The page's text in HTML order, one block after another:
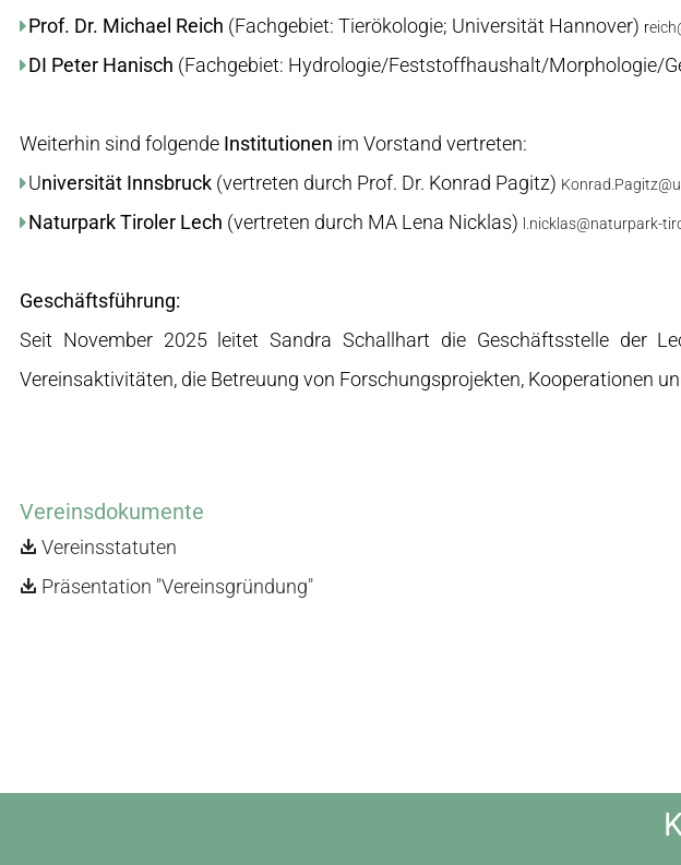
Prof. Dr. Michael Reich (Fachgebiet: Tierökologie; Universität Hannover) r
DI Peter Hanisch (Fachgebiet: Hydrologie/Feststoffhaushalt/Morphologie/
Weiterhin sind folgende Institutionen im Vorstand vertreten:
Universität Innsbruck (vertreten durch Prof. Dr. Konrad Pagitz)
Naturpark Tiroler Lech (vertreten durch MA Lena Nicklas) l.nicklas@naturpark-
Geschäftsführung:
Seit November 2025 leitet Sandra Schallhart die Geschäftsstelle der
Vereinsaktivitäten, die Betreuung von Forschungsprojekten, Kooperationen
Vereinsdokumente
Vereinsstatuten
Präsentation "Vereinsgründung"